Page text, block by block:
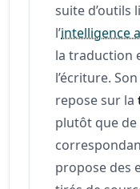
suite d’outils
l’intelligence
la traduction
l’écriture.
repose sur la
plutôt que
propose des